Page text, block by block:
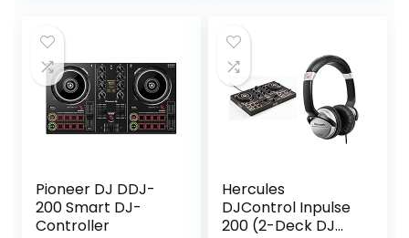
Pioneer DJ DDJ-
200 Smart DJ-
Controller
Hercules
DJControl Inpulse
200 (2-Deck DJ